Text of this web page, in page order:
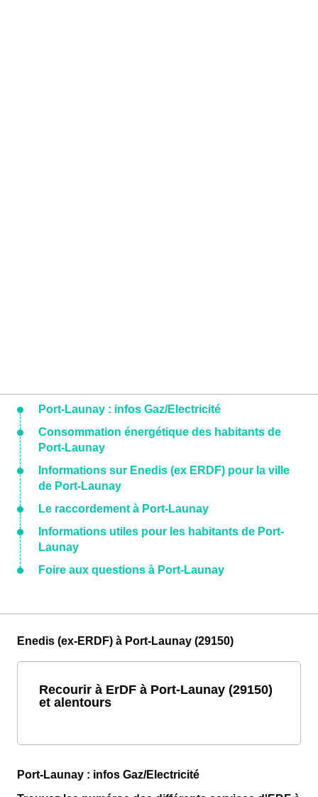
Port-Launay : infos Gaz/Electricité
Consommation énergétique des habitants de
Port-Launay
Informations sur Enedis (ex ERDF) pour la ville
de Port-Launay
Le raccordement à Port-Launay
Informations utiles pour les habitants de Port-
Launay
Foire aux questions à Port-Launay
Enedis (ex-ERDF) à Port-Launay (29150)
Recourir à ErDF à Port-Launay (29150)
et alentours
Port-Launay : infos Gaz/Electricité